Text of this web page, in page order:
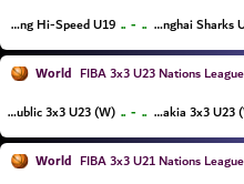
Shandong Hi-Speed U19 .. - .. Shanghai Sharks U19
World FIBA 3x3 U23 Nations
Czech Republic 3x3 U23 (W) .. - .. Slovakia 3x3 U23 (W)
World FIBA 3x3 U21 Nations